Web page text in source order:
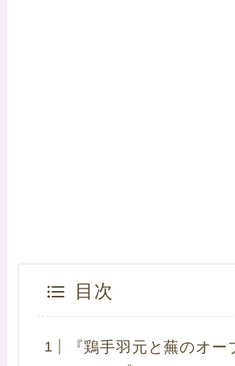
目次
『鶏手羽元と蕪のオー